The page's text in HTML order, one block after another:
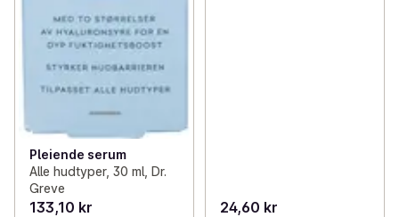
Pleiende serum
Alle hudtyper, 30 ml, Dr.
Greve
133,10 kr 24,60 kr